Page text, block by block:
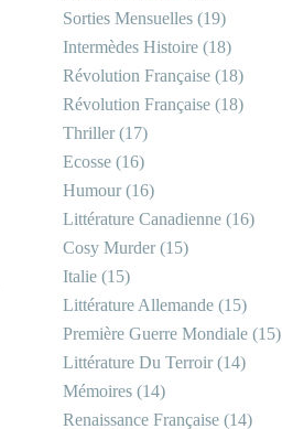
Sorties Mensuelles (19)
Intermèdes Histoire (18)
Révolution Française (18)
Révolution Française (18)
Thriller(17)
Ecosse (16)
Humour(16)
Littérature Canadienne (16)
Cosy Murder(15)
Italie (15)
Littérature Allemande (15)
Première Guerre Mondiale (15)
Littérature Du Terroir(14)
Mémoires (14)
Renaissance Française (14)